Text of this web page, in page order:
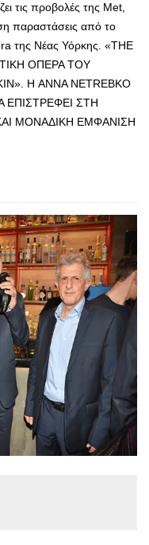
τις προβολές της Met,
παραστάσεις από το
της Νέας Υόρκης. «THE
ΟΠΕΡΑ ΤΟΥ
Η ANNA NETREBKO
ΕΠΙΣΤΡΕΦΕΙ ΣΤΗ
ΜΟΝΑΔΙΚΗ ΕΜΦΑΝΙΣΗ